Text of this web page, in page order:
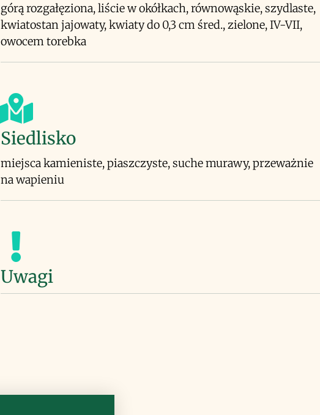
górą rozgałęziona, liście w okółkach, równowąskie, szydlaste,
kwiatostan jajowaty, kwiaty do 0,3 cm śred., zielone, IV-VII,
owocem torebka
Siedlisko
miejsca kamieniste, piaszczyste, suche murawy, przeważnie
na wapieniu
Uwagi